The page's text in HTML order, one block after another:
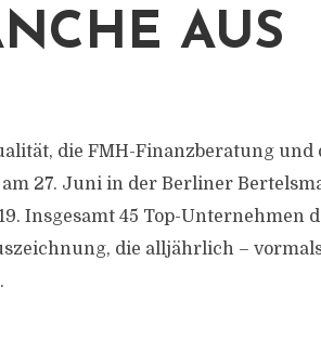
AUS
die FMH-Finanzberatung und
27. Juni in der Berliner
Insgesamt 45 Top-Unternehmen
die alljährlich –